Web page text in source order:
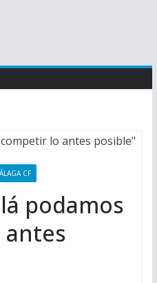
CF
podamos